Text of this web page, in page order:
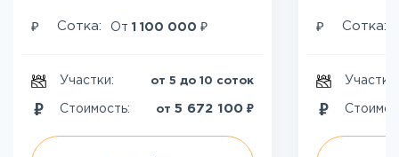
₽ Сотка: От 1 100 000 ₽
Участки: от 5 до 10 соток
Стоимость: от 5 672 100 ₽
₽ Сотка:
Участки: